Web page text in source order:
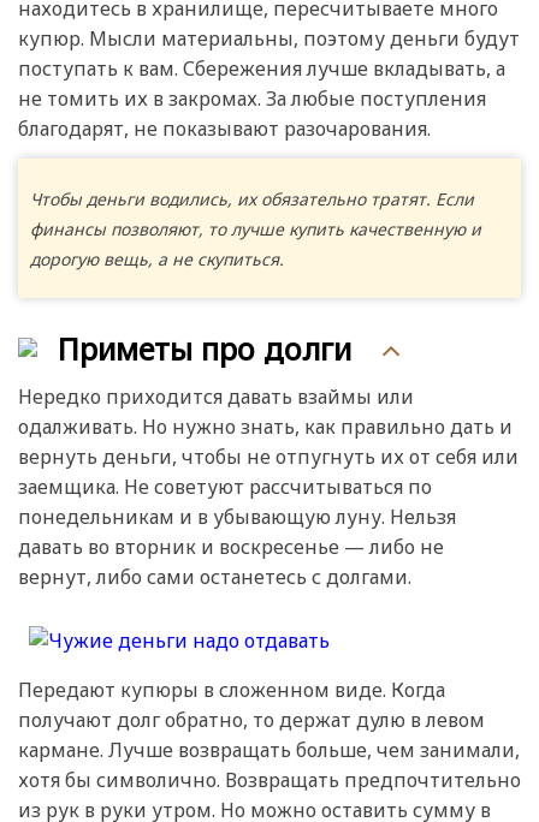
находитесь в хранилище, пересчитываете много
купюр. Мысли материальны, поэтому деньги будут
поступать к вам. Сбережения лучше вкладывать, а
не томить их в закромах. За любые поступления
благодарят, не показывают разочарования.
Чтобы деньги водились, их обязательно тратят. Если
финансы позволяют, то лучше купить качественную и
дорогую вещь, а не скупиться.
Приметы про долги
Нередко приходится давать взаймы или
одалживать. Но нужно знать, как правильно дать и
вернуть деньги, чтобы не отпугнуть их от себя или
заемщика. Не советуют рассчитываться по
понедельникам и в убывающую луну. Нельзя
давать во вторник и воскресенье — либо не
вернут, либо сами останетесь с долгами.
Передают купюры в сложенном виде. Когда
получают долг обратно, то держат дулю в левом
кармане. Лучше возвращать больше, чем занимали,
хотя бы символично. Возвращать предпочтительно
из рук в руки утром. Но можно оставить сумму в